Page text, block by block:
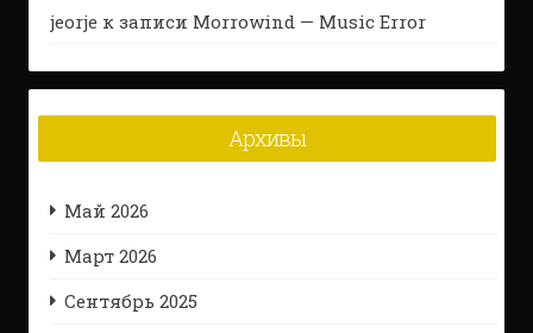
jeorje к записи Morrowind — Music Error
Архивы
Май 2026
Март 2026
Сентябрь 2025